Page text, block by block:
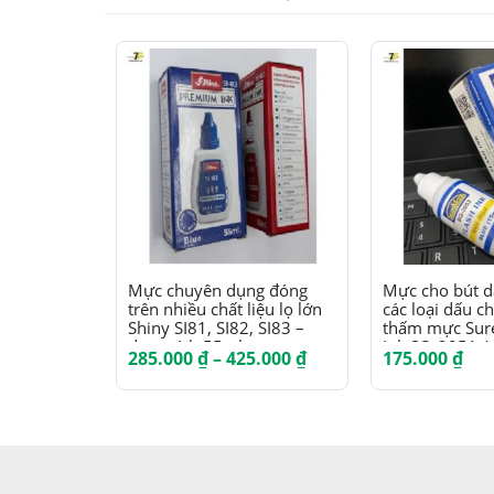
Sản phẩm này có nhiều biến thể. Các tùy chọn có thể được chọn trên trang sản phẩm
Mực chuyên dụng đóng
trên nhiều chất liệu lọ lớn
Shiny SI81, SI82, SI83 –
dung tích 55ml
285.000₫–425.000₫Khoảng
từ
Sản phẩm này có nhiều biến thể. Các tùy chọn có thể được chọn trên trang sản phẩm
Mực cho bút
các loại dấu
thấm mực
Ink SQ-2051
SQ-2053
175.000₫